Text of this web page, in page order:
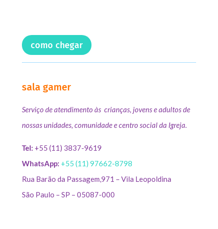
como chegar
sala gamer
Serviço de atendimento às crianças, jovens e adultos de
nossas unidades, comunidade e centro social da Igreja.
Tel: +55 (11) 3837-9619
WhatsApp: +55 (11) 97662-8798
Rua Barão da Passagem,971 – Vila Leopoldina
São Paulo – SP – 05087-000